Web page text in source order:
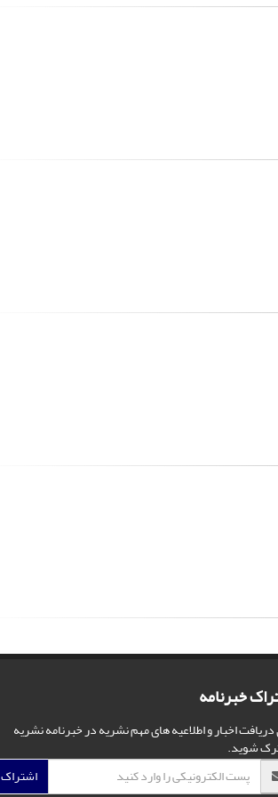
خبرنامه
دریافت اخبار و اطلاعیه های مهم نشریه در خبرنامه نشریه
شوید.
اشتراک